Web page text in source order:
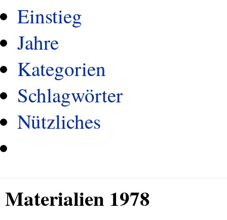
Einstieg
Jahre
Kategorien
Schlagwörter
Nützliches
Materialien 1978